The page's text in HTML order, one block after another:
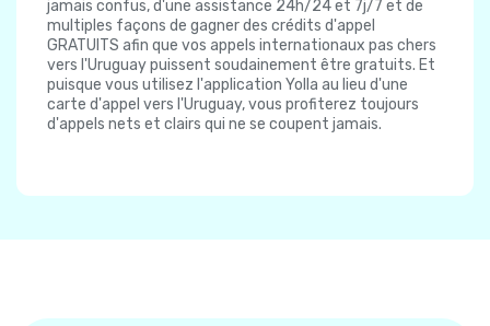
jamais confus, d'une assistance 24h/24 et 7j/7 et de
multiples façons de gagner des crédits d'appel
GRATUITS afin que vos appels internationaux pas chers
vers l'Uruguay puissent soudainement être gratuits. Et
puisque vous utilisez l'application Yolla au lieu d'une
carte d'appel vers l'Uruguay, vous profiterez toujours
d'appels nets et clairs qui ne se coupent jamais.